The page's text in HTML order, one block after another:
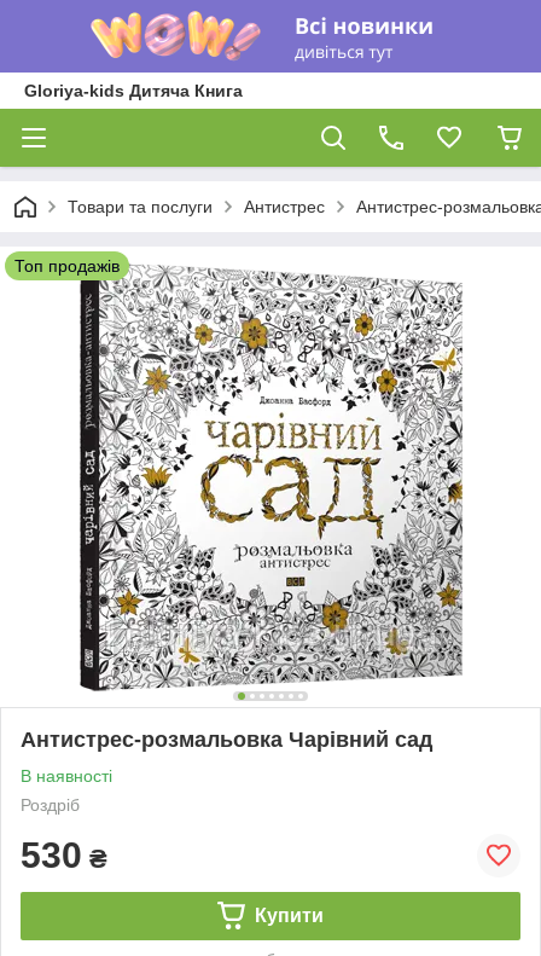
Gloriya-kids Дитяча Книга
Товари та послуги Антистрес Антистрес-
Топ продажів
Антистрес-розмальовка Чарівний сад
В наявності
Роздріб
530 ₴
Купити